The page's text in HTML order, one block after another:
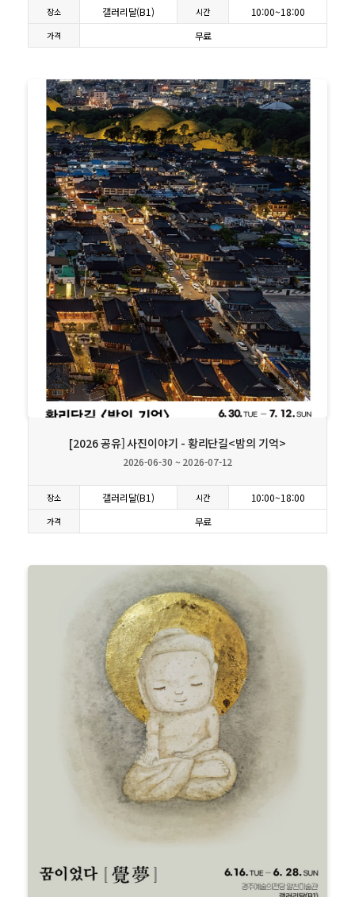
장소 갤러리달(B1) 시간 10:00~18:00
가격 무료
상세보기
[2026 공유] 사진이야기 - 황리단길<밤의 기억>
2026-06-30 ~ 2026-07-12
장소 갤러리달(B1) 시간 10:00~18:00
가격 무료
상세보기